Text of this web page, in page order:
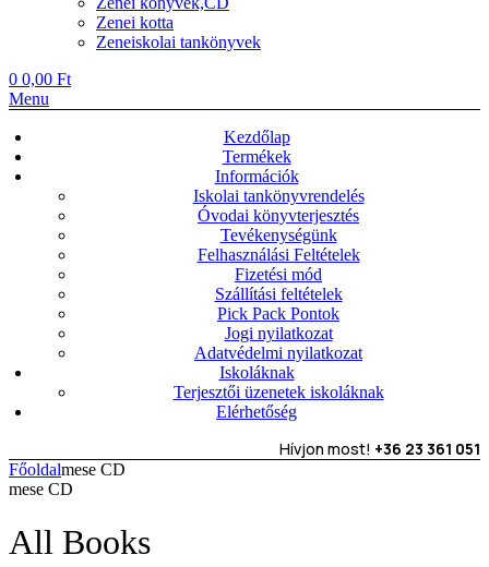
Zenei kotta
Zeneiskolai tankönyvek
0 0,00 Ft
Menu
Kezdőlap
Termékek
Információk
Iskolai tankönyvrendelés
Óvodai könyvterjesztés
Tevékenységünk
Felhasználási Feltételek
Fizetési mód
Szállítási feltételek
Pick Pack Pontok
Jogi nyilatkozat
Adatvédelmi nyilatkozat
Iskoláknak
Terjesztői üzenetek iskoláknak
Elérhetőség
Hívjon most! +36 23 361 051
Főoldalmese CD
mese CD
All Books